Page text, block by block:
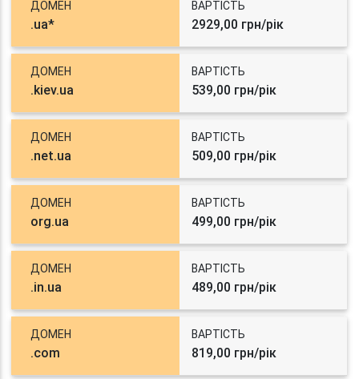
ДОМЕН
.ua*
ВАРТІСТЬ
2929,00 грн/рік
ДОМЕН
.kiev.ua
ВАРТІСТЬ
539,00 грн/рік
ДОМЕН
.net.ua
ВАРТІСТЬ
509,00 грн/рік
ДОМЕН
org.ua
ВАРТІСТЬ
499,00 грн/рік
ДОМЕН
.in.ua
ВАРТІСТЬ
489,00 грн/рік
ДОМЕН
.com
ВАРТІСТЬ
819,00 грн/рік